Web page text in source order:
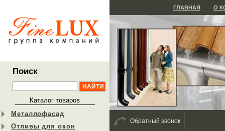
Поиск
Каталог товаров
Металлофасад
Отливы для окон
ГЛАВНАЯ О
Обратный звонок